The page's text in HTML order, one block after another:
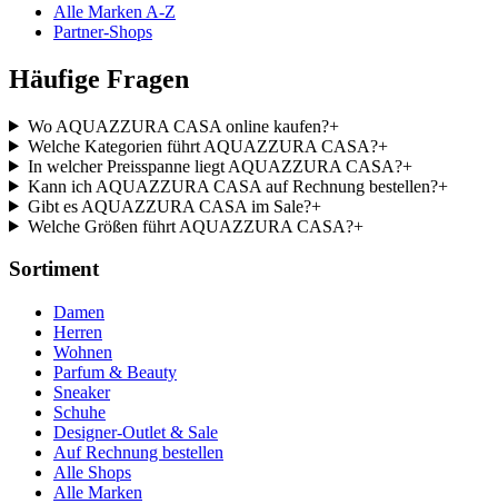
Alle Marken A-Z
Partner-Shops
Häufige Fragen
Wo AQUAZZURA CASA online kaufen?+
Welche Kategorien führt AQUAZZURA CASA?+
In welcher Preisspanne liegt AQUAZZURA CASA?+
Kann ich AQUAZZURA CASA auf Rechnung bestellen?+
Gibt es AQUAZZURA CASA im Sale?+
Welche Größen führt AQUAZZURA CASA?+
Sortiment
Damen
Herren
Wohnen
Parfum & Beauty
Sneaker
Schuhe
Designer-Outlet & Sale
Auf Rechnung bestellen
Alle Shops
Alle Marken